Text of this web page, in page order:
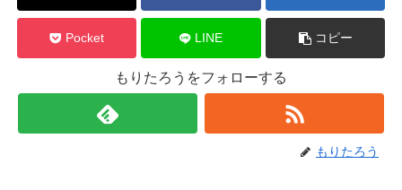
Pocket LINE コピー
もりたろうをフォローする
もりたろう